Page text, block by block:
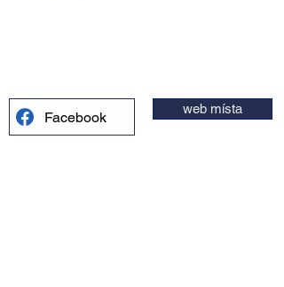
Facebook web místa